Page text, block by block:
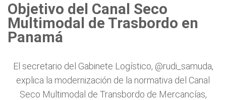
Objetivo del Canal Seco
Multimodal de Trasbordo en
Panamá
El secretario del Gabinete Logístico, @rudi_samuda,
explica la modernización de la normativa del Canal
Seco Multimodal de Transbordo de Mercancías,